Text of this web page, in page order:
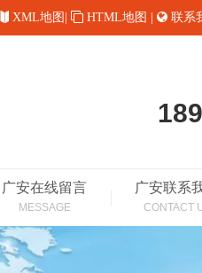
XML地图 HTML地图 联系
广安在线留言
MESSAGE
广安联系
CONTACT